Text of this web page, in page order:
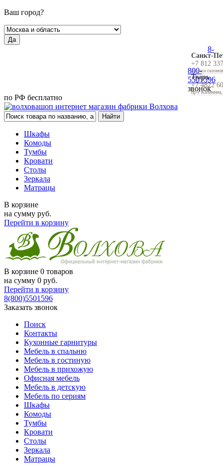
Ваш город?
Да
Санкт-
+7 812
Адреса
Тверь
+7 4822
пр-т
8-
800-
5501596
звонок
по РФ бесплатно
Шкафы
Комоды
Тумбы
Кровати
Столы
Зеркала
Матрацы
В корзине
на сумму руб.
Перейти в корзину
В корзине 0 товаров
на сумму 0 руб.
Перейти в корзину
8(800)5501596
Заказать звонок
Поиск
Контакты
Кухонные гарнитуры
Мебель в спальню
Мебель в гостиную
Мебель в прихожую
Офисная мебель
Мебель в детскую
Мебель по сериям
Шкафы
Комоды
Тумбы
Кровати
Столы
Зеркала
Матрацы